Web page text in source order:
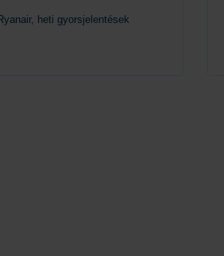
heti gyorsjelentések